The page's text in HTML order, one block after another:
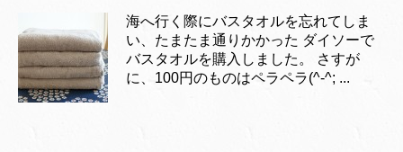
海へ行く際にバスタオルを忘れてしま
い、たまたま通りかかった ダイソーで
バスタオルを購入しました。 さすが
に、100円のものはペラペラ(^-^; ...